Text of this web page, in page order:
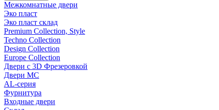
Межкомнатные двери
Эко пласт
Эко пласт склад
Premium Collection, Style
Techno Collection
Design Collection
Europe Collection
Двери с 3D Фрезеровкой
Двери МС
AL-серия
Фурнитура
Входные двери